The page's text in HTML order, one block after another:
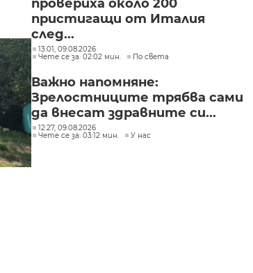
провериха около 200
пристигащи от Италия
след...
13:01, 09.08.2026
Чете се за: 02:02 мин.
По света
Важно напомняне:
Зрелостниците трябва сами
да внесат здравните си...
12:27, 09.08.2026
Чете се за: 03:12 мин.
У нас